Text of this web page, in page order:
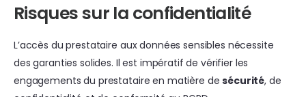
Risques sur la confidentialité
L’accès du prestataire aux données sensibles nécessite
des garanties solides. Il est impératif de vérifier les
engagements du prestataire en matière desécurité, de